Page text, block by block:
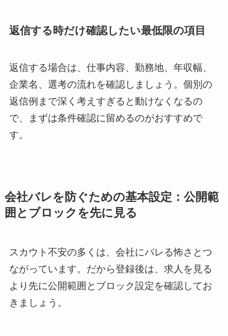
返信する時だけ確認したい最低限の項目
返信する場合は、仕事内容、勤務地、年収幅、
企業名、選考の流れを確認しましょう。個別の
返信例まで深く考えすぎると動けなくなるの
で、まずは条件確認に留めるのがおすすめで
す。
会社バレを防ぐための基本設定：公開範
囲とブロックを先に見る
スカウト不安の多くは、会社にバレる怖さとつ
ながっています。だから登録後は、求人を見る
より先に公開範囲とブロック設定を確認してお
きましょう。